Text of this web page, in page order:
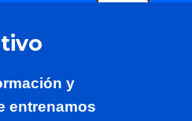
y
entrenamos